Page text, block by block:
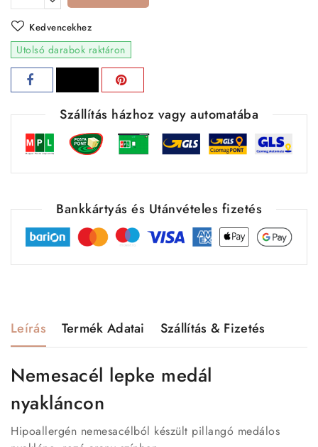
Kedvencekhez
Utolsó darabok raktáron
Szállítás házhoz vagy automatába
Bankkártyás és Utánvételes fizetés
Leírás Termék Adatai Szállítás & Fizetés
Nemesacél lepke medál
nyakláncon
Hipoallergén nemesacélból készült pillangó medálos